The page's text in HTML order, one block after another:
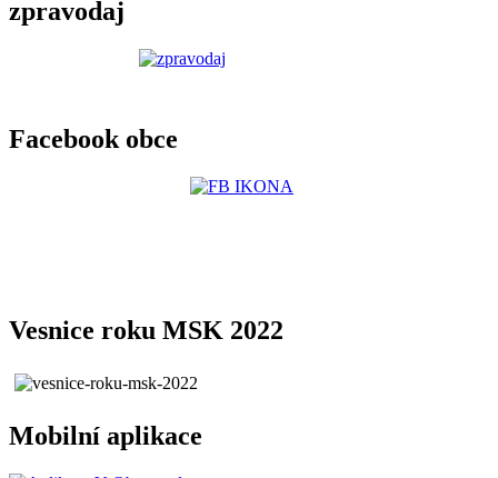
zpravodaj
Facebook obce
Vesnice roku MSK 2022
Mobilní aplikace